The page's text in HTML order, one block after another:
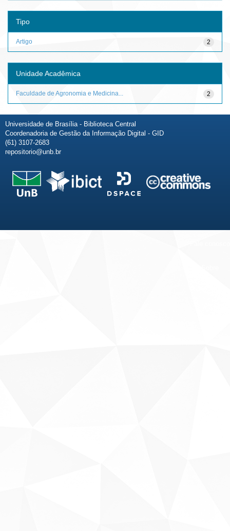
Tipo
2
Artigo
Unidade Acadêmica
2
Faculdade de Agronomia e Medicina...
Universidade de Brasília - Biblioteca Central
Coordenadoria de Gestão da Informação Digital - GID
(61) 3107-2683
repositorio@unb.br